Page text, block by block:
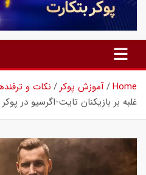
Home آموزش پوکر
نکات و
غلبه بر بازیکنان تایت-اگرسیو در